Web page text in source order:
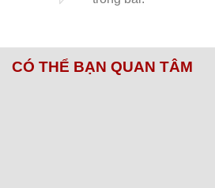
CÓ THỂ BẠN QUAN TÂM